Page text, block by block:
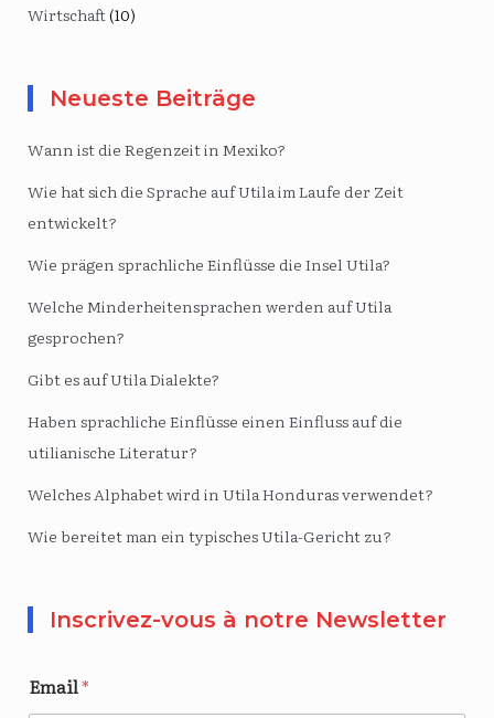
Wirtschaft(10)
Neueste Beiträge
Wann ist die Regenzeit in Mexiko?
Wie hat sich die Sprache auf Utila im Laufe der Zeit
entwickelt?
Wie prägen sprachliche Einflüsse die Insel Utila?
Welche Minderheitensprachen werden auf Utila
gesprochen?
Gibt es auf Utila Dialekte?
Haben sprachliche Einflüsse einen Einfluss auf die
utilianische Literatur?
Welches Alphabet wird in Utila Honduras verwendet?
Wie bereitet man ein typisches Utila-Gericht zu?
Inscrivez-vous à notre Newsletter
Email*